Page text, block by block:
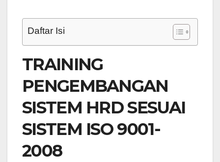
Daftar Isi
TRAINING
PENGEMBANGAN
SISTEM HRD SESUAI
SISTEM ISO 9001-
2008